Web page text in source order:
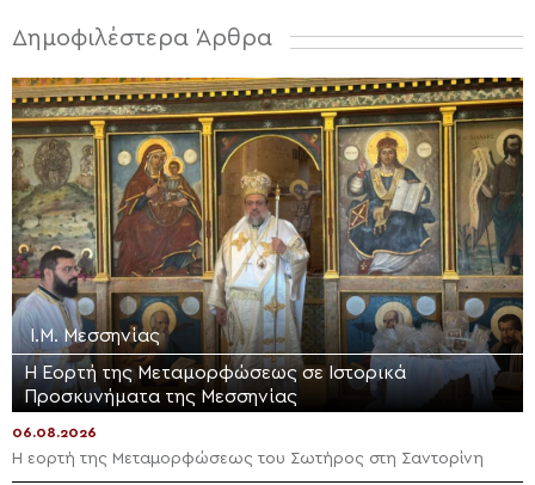
Δημοφιλέστερα Άρθρα
Ι.Μ. Μεσσηνίας
Η Εορτή της Μεταμορφώσεως σε Ιστορικά
Προσκυνήματα της Μεσσηνίας
06.08.2026
Η εορτή της Μεταμορφώσεως του Σωτήρος στη Σαντορίνη